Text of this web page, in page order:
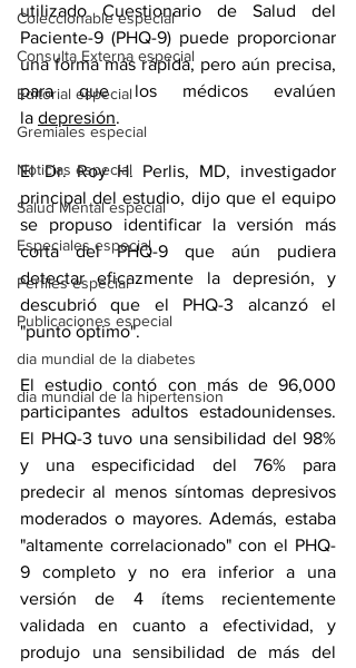
Coleccionable especial
Consulta Externa especial
Editorial especial
Gremiales especial
Noticias especial
Salud Mental especial
Especiales especial
Perfiles especial
Publicaciones especial
dia mundial de la diabetes
dia mundial de la hipertension
utilizado Cuestionario de Salud del
Paciente-9 (PHQ-9) puede proporcionar
una forma más rápida, pero aún precisa,
para que los médicos evalúen
la depresión.
El Dr. Roy H. Perlis, MD, investigador
principal del estudio, dijo que el equipo
se propuso identificar la versión más
corta del PHQ-9 que aún pudiera
detectar eficazmente la depresión, y
descubrió que el PHQ-3 alcanzó el
"punto óptimo".
El estudio contó con más de 96,000
participantes adultos estadounidenses.
El PHQ-3 tuvo una sensibilidad del 98%
y una especificidad del 76% para
predecir al menos síntomas depresivos
moderados o mayores. Además, estaba
"altamente correlacionado" con el PHQ-
9 completo y no era inferior a una
versión de 4 ítems recientemente
validada en cuanto a efectividad, y
produjo una sensibilidad de más del